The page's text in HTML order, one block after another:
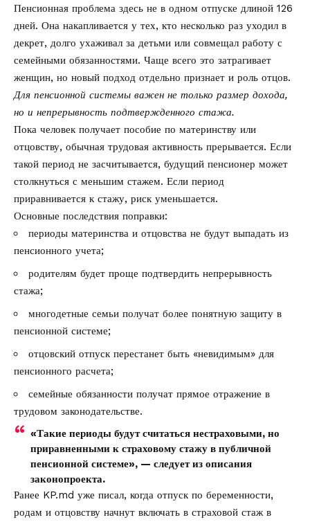
Пенсионная проблема здесь не в одном отпуске длиной 126
дней. Она накапливается у тех, кто несколько раз уходил в
декрет, долго ухаживал за детьми или совмещал работу с
семейными обязанностями. Чаще всего это затрагивает
женщин, но новый подход отдельно признает и роль отцов.
Для пенсионной системы важен не только размер дохода,
но и непрерывность подтвержденного стажа.
Пока человек получает пособие по материнству или
отцовству, обычная трудовая активность прерывается. Если
такой период не засчитывается, будущий пенсионер может
столкнуться с меньшим стажем. Если период
приравнивается к стажу, риск уменьшается.
Основные последствия поправки:
периоды материнства и отцовства не будут выпадать из
пенсионного учета;
родителям будет проще подтвердить непрерывность
стажа;
многодетные семьи получат более понятную защиту в
пенсионной системе;
отцовский отпуск перестанет быть «невидимым» для
пенсионного расчета;
семейные обязанности получат прямое отражение в
трудовом законодательстве.
«Такие периоды будут считаться нестраховыми, но
приравненными к страховому стажу в публичной
пенсионной системе», — следует из описания
законопроекта.
Ранее KP.md уже писал, когда отпуск по беременности,
родам и отцовству начнут включать в страховой стаж в